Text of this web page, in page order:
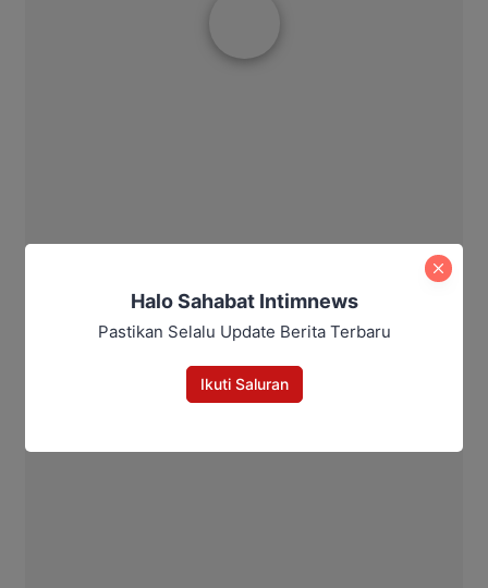
Halo Sahabat Intimnews
Pastikan Selalu Update Berita Terbaru
Ikuti Saluran